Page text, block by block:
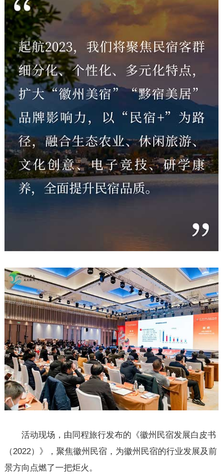
活动现场，由同程旅行发布的《徽州民宿发展白皮书
（2022）》，聚焦徽州民宿，为徽州民宿的行业发展及前
景方向点燃了一把炬火。